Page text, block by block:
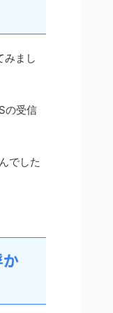
みまし
の受信
でした